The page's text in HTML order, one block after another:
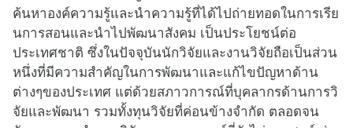
ค้นหาองค์ความรู้และนำความรู้ที่ได้ไปถ่ายทอดในการเรีย
นการสอนและนำไปพัฒนาสังคม เป็นประโยชน์ต่อ
ประเทศชาติ ซึ่งในปัจจุบันนักวิจัยและงานวิจัยถือเป็นส่วน
หนึ่งที่มีความสำคัญในการพัฒนาและแก้ไขปัญหาด้าน
ต่างๆของประเทศ แต่ด้วยสภาวการณ์ที่บุคลากรด้านการวิ
จัยและพัฒนา รวมทั้งทุนวิจัยที่ค่อนข้างจำกัด ตลอดจน